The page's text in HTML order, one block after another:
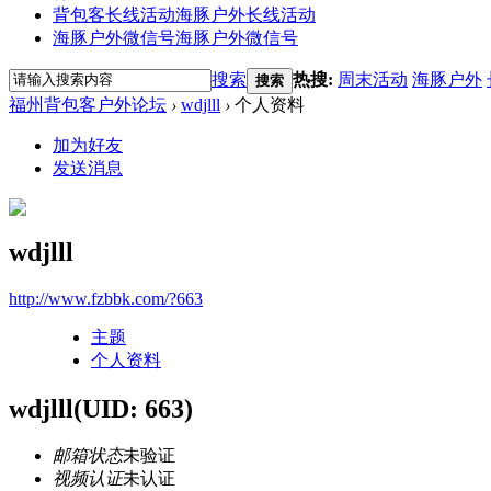
背包客长线活动海豚户外长线活动
海豚户外微信号海豚户外微信号
搜索 搜索 热搜: 周末活动 海豚户外
福州背包客户外论坛 › wdjlll › 个人资料
加为好友
发送消息
wdjlll
http://www.fzbbk.com/?663
主题
个人资料
wdjlll(UID: 663)
邮箱状态未验证
视频认证未认证